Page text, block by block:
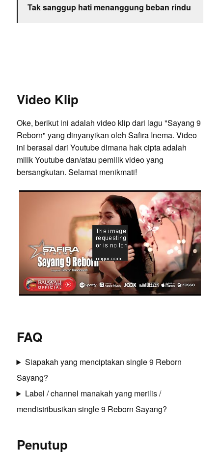
Tak sanggup hati menanggung beban rindu
Video Klip
Oke, berikut ini adalah video klip dari lagu "Sayang 9
Reborn" yang dinyanyikan oleh Safira Inema. Video
ini berasal dari Youtube dimana hak cipta adalah
milik Youtube dan/atau pemilik video yang
bersangkutan. Selamat menikmati!
FAQ
Siapakah yang menciptakan single 9 Reborn
Sayang?
Label / channel manakah yang merilis /
mendistribusikan single 9 Reborn Sayang?
Penutup